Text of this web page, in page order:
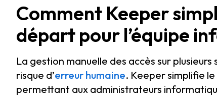
Comment Keeper
départ pour l’équipe
La gestion manuelle des accès sur
risque d’erreur humaine. Keeper simplifie
permettant aux administrateurs